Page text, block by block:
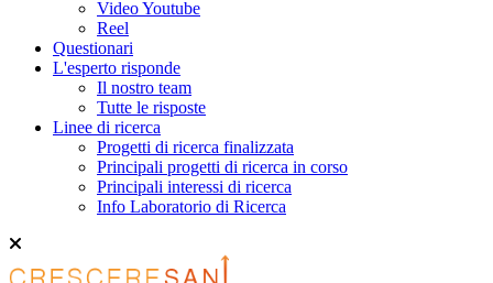
Video Youtube
Reel
Questionari
L'esperto risponde
Il nostro team
Tutte le risposte
Linee di ricerca
Progetti di ricerca finalizzata
Principali progetti di ricerca in corso
Principali interessi di ricerca
Info Laboratorio di Ricerca